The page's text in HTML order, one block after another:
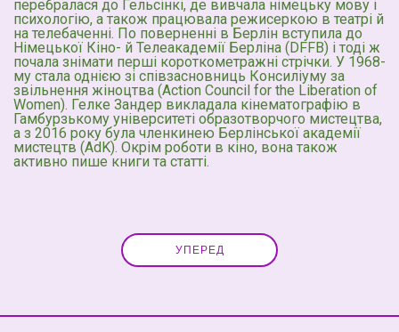
перебралася до Гельсінкі, де вивчала німецьку мову і
психологію, а також працювала режисеркою в театрі й
на телебаченні. По поверненні в Берлін вступила до
Німецької Кіно- й Телеакадемії Берліна (DFFB) і тоді ж
почала знімати перші короткометражні стрічки. У 1968-
му стала однією зі співзасновниць Консиліуму за
звільнення жіноцтва (Action Council for the Liberation of
Women). Гелке Зандер викладала кінематографію в
Гамбурзькому університеті образотворчого мистецтва,
а з 2016 року була членкинею Берлінської академії
мистецтв (AdK). Окрім роботи в кіно, вона також
активно пише книги та статті.
УПЕРЕД